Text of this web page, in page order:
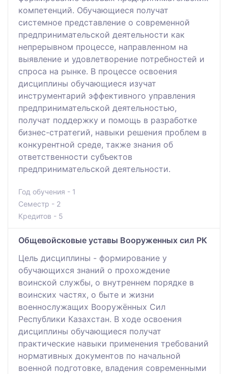
компетенций. Обучающиеся получат
системное представление о современной
предпринимательской деятельности как
непрерывном процессе, направленном на
выявление и удовлетворение потребностей и
спроса на рынке. В процессе освоения
дисциплины обучающиеся изучат
инструментарий эффективного управления
предпринимательской деятельностью,
получат поддержку и помощь в разработке
бизнес-стратегий, навыки решения проблем в
конкурентной среде, также знания об
ответственности субъектов
предпринимательской деятельности.
Год обучения - 1
Семестр - 2
Кредитов - 5
Общевойсковые уставы Вооруженных сил РК
Цель дисциплины - формирование у
обучающихся знаний о прохождение
воинской службы, о внутреннем порядке в
воинских частях, о быте и жизни
военнослужащих Вооружённых Сил
Республики Казахстан. В ходе освоения
дисциплины обучающиеся получат
практические навыки применения требований
нормативных документов по начальной
военной подготовке, владения современными